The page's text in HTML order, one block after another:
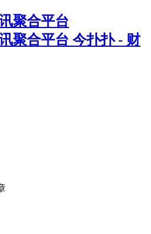
今扑扑 - 财